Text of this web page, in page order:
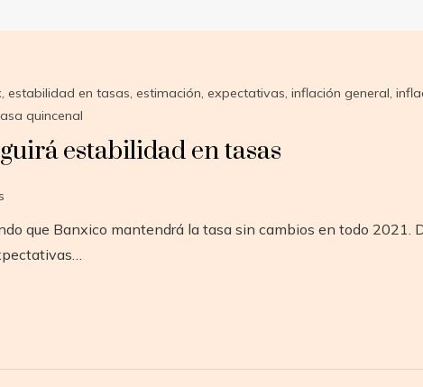
, estabilidad en tasas, estimación, expectativas, inflación general,
quincenal
estabilidad en tasas
que Banxico mantendrá la tasa sin cambios en todo 2021.